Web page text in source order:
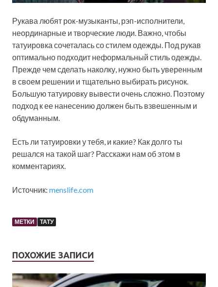
Рукава любят рок-музыканты, рэп-исполнители,
неординарные и творческие люди. Важно, чтобы
татуировка сочеталась со стилем одежды. Под рукав
оптимально подходит неформальный стиль одежды.
Прежде чем сделать наколку, нужно быть уверенным
в своем решении и тщательно выбирать рисунок.
Большую татуировку вывести очень сложно. Поэтому
подход к ее нанесению должен быть взвешенным и
обдуманным.
Есть ли татуировки у тебя, и какие? Как долго ты
решался на такой шаг? Расскажи нам об этом в
комментариях.
Источник: menslife.com
МЕТКИ ТАТУ
ПОХОЖИЕ ЗАПИСИ